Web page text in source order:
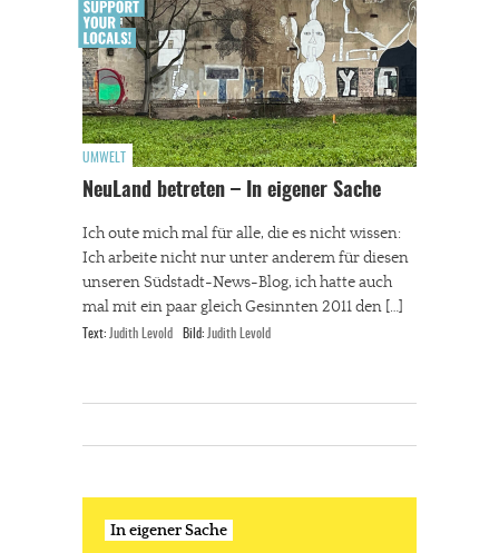
UMWELT
NeuLand betreten – In eigener Sache
Ich oute mich mal für alle, die es nicht wissen:
Ich arbeite nicht nur unter anderem für diesen
unseren Südstadt-News-Blog, ich hatte auch
mal mit ein paar gleich Gesinnten 2011 den […]
Text: Judith Levold Bild: Judith Levold
In eigener Sache